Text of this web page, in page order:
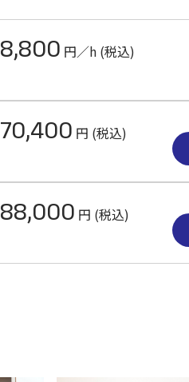
8,800 円／h (税込)
70,400 円 (税込)
88,000 円 (税込)